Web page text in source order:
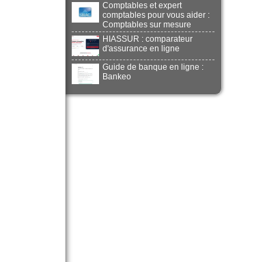
Comptables et expert
comptables pour vous aider :
Comptables sur mesure
HIASSUR : comparateur
d'assurance en ligne
Guide de banque en ligne :
Bankeo